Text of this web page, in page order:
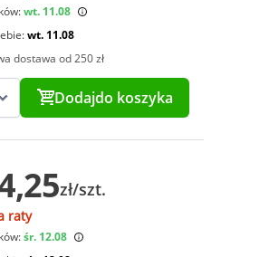
wt. 11.08
wt. 11.08
dostawa od 250 zł
Dodajdo koszyka
zł/szt.
raty
śr. 12.08